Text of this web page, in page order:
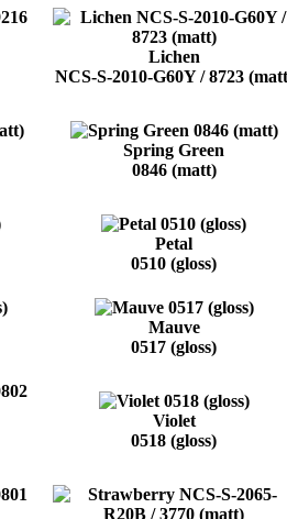
Lichen
NCS-S-2010-G60Y / 8723
Spring Green
0846 (matt)
Petal
0510 (gloss)
Mauve
0517 (gloss)
Violet
0518 (gloss)